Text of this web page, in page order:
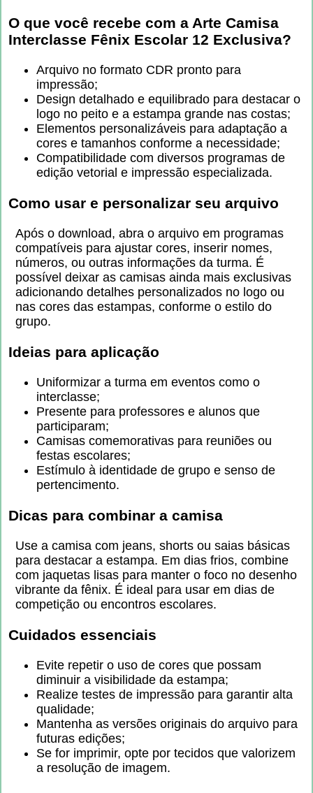
O que você recebe com a Arte Camisa
Interclasse Fênix Escolar 12 Exclusiva?
Arquivo no formato CDR pronto para
impressão;
Design detalhado e equilibrado para destacar o
logo no peito e a estampa grande nas costas;
Elementos personalizáveis para adaptação a
cores e tamanhos conforme a necessidade;
Compatibilidade com diversos programas de
edição vetorial e impressão especializada.
Como usar e personalizar seu arquivo
Após o download, abra o arquivo em programas
compatíveis para ajustar cores, inserir nomes,
números, ou outras informações da turma. É
possível deixar as camisas ainda mais exclusivas
adicionando detalhes personalizados no logo ou
nas cores das estampas, conforme o estilo do
grupo.
Ideias para aplicação
Uniformizar a turma em eventos como o
interclasse;
Presente para professores e alunos que
participaram;
Camisas comemorativas para reuniões ou
festas escolares;
Estímulo à identidade de grupo e senso de
pertencimento.
Dicas para combinar a camisa
Use a camisa com jeans, shorts ou saias básicas
para destacar a estampa. Em dias frios, combine
com jaquetas lisas para manter o foco no desenho
vibrante da fênix. É ideal para usar em dias de
competição ou encontros escolares.
Cuidados essenciais
Evite repetir o uso de cores que possam
diminuir a visibilidade da estampa;
Realize testes de impressão para garantir alta
qualidade;
Mantenha as versões originais do arquivo para
futuras edições;
Se for imprimir, opte por tecidos que valorizem
a resolução de imagem.